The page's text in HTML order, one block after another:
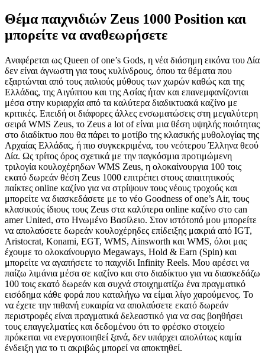
Θέμα παιχνιδιών Zeus 1000 Position και
μπορείτε να αναθεωρήσετε
Αναφέρεται ως Queen of one’s Gods, η νέα διάσημη εικόνα του Δία
δεν είναι άγνωστη για τους κυλίνδρους, όπου τα θέματα που
εξαρτώνται από τους παλιούς μύθους των χωρών καθώς και της
Ελλάδας, της Αιγύπτου και της Ασίας ήταν και επανεμφανίζονται
μέσα στην κυριαρχία από τα καλύτερα διαδικτυακά καζίνο με
κριτικές. Επειδή οι διάφορες άλλες ενσωματώσεις στη μεγαλύτερη
σειρά WMS Zeus, το Zeus a lot of είναι μια θέση υψηλής ποιότητας
στο διαδίκτυο που θα πάρει το μοτίβο της κλασικής μυθολογίας της
Αρχαίας Ελλάδας, ή πιο συγκεκριμένα, του νεότερου Έλληνα θεού
Δία. Ως τρίτος όρος σχετικά με την παγκόσμια προτιμώμενη
τριλογία κουλοχέρηδων WMS Zeus, η ολοκαίνουργια 100 τοις
εκατό δωρεάν θέση Zeus 1000 επιτρέπει στους απαιτητικούς
παίκτες online καζίνο για να στρίψουν τους νέους τροχούς και
μπορείτε να διασκεδάσετε με το νέο Goodness of one’s Air, τους
κλασικούς ίδιους τους Zeus στα καλύτερα online καζίνο στο can
amer United, στο Ηνωμένο Βασίλειο. Στον ιστότοπό μου μπορείτε
να απολαύσετε δωρεάν κουλοχέρηδες επίδειξης μακριά από IGT,
Aristocrat, Konami, EGT, WMS, Ainsworth και WMS, όλοι μας
έχουμε το ολοκαίνουργιο Megaways, Hold & Earn (Spin) και
μπορείτε να αγαπήσετε το παιχνίδι Infinity Reels. Μου αρέσει να
παίζω λιμάνια μέσα σε καζίνο και στο διαδίκτυο για να διασκεδάζω
100 τοις εκατό δωρεάν και συχνά στοιχηματίζω ένα πραγματικό
εισόδημα κάθε φορά που καταλήγω να είμαι λίγο χαρούμενος. Το
να έχετε την πιθανή ευκαιρία να απολαύσετε εκατό δωρεάν
περιστροφές είναι πραγματικά δελεαστικό για να σας βοηθήσει
τους επαγγελματίες και δεδομένου ότι το φρέσκο ​​στοιχείο
πρόκειται να ενεργοποιηθεί ξανά, δεν υπάρχει απολύτως καμία
ένδειξη για το τι ακριβώς μπορεί να αποκτηθεί.